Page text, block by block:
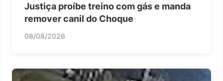
Justiça proíbe treino com gás e manda
remover canil do Choque
08/08/2026